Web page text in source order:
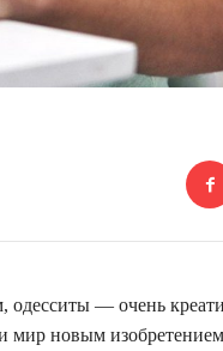
одесситы — очень
мир новым